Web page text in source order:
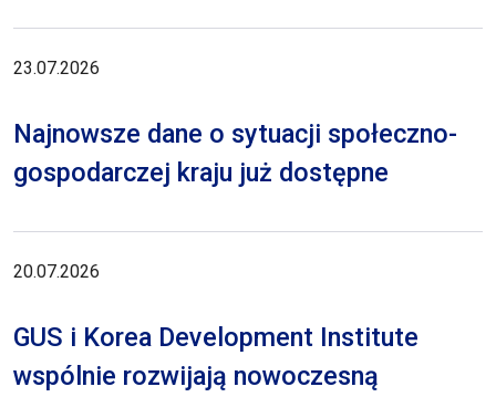
23.07.2026
Najnowsze dane o sytuacji społeczno-
gospodarczej kraju już dostępne
20.07.2026
GUS i Korea Development Institute
wspólnie rozwijają nowoczesną